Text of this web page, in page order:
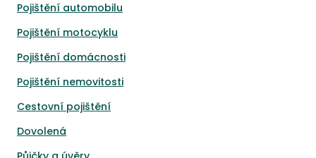
Pojištění automobilu
Pojištění motocyklu
Pojištění domácnosti
Pojištění nemovitosti
Cestovní pojištění
Dovolená